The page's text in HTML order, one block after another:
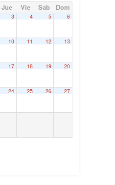
Jue Vie Sab Dom
3 4 5 6
10 11 12 13
17 18 19 20
24 25 26 27